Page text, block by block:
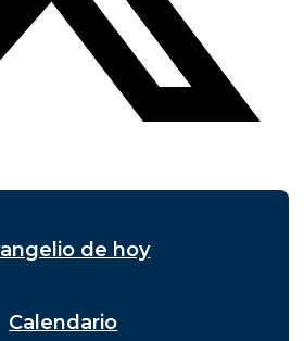
de hoy
Calendario